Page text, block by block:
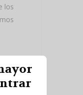
los